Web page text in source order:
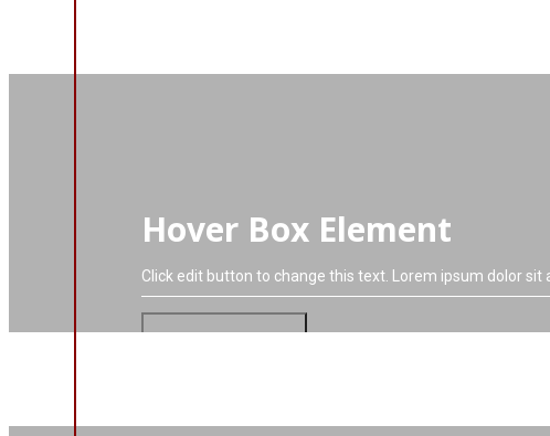
Hover Box Element
Click edit button to change this text. Lorem ipsum dolor sit